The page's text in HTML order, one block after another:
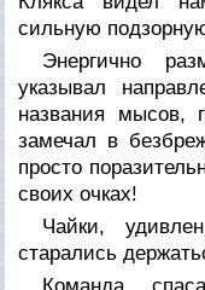
сильную
Энергично
указывал
названия мысов,
замечал в
просто
своих очках!
Чайки,
старались